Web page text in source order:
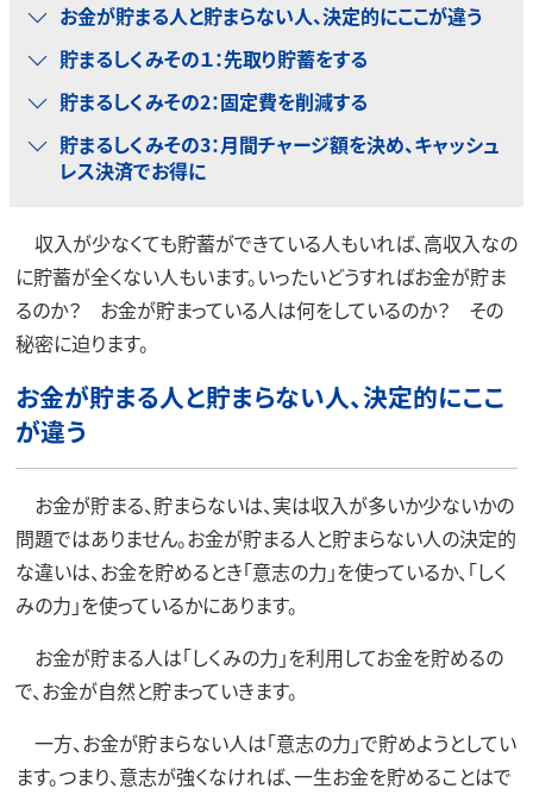
お金が貯まる人と貯まらない人、決定的にここが違う
貯まるしくみその１：先取り貯蓄をする
貯まるしくみその2：固定費を削減する
貯まるしくみその3：月間チャージ額を決め、キャッシュ
レス決済でお得に
収入が少なくても貯蓄ができている人もいれば、高収入なの
に貯蓄が全くない人もいます。いったいどうすればお金が貯ま
るのか？ お金が貯まっている人は何をしているのか？ その
秘密に迫ります。
お金が貯まる人と貯まらない人、決定的にここ
が違う
お金が貯まる、貯まらないは、実は収入が多いか少ないかの
問題ではありません。お金が貯まる人と貯まらない人の決定的
な違いは、お金を貯めるとき「意志の力」を使っているか、「しく
みの力」を使っているかにあります。
お金が貯まる人は「しくみの力」を利用してお金を貯めるの
で、お金が自然と貯まっていきます。
一方、お金が貯まらない人は「意志の力」で貯めようとしてい
ます。つまり、意志が強くなければ、一生お金を貯めることはで